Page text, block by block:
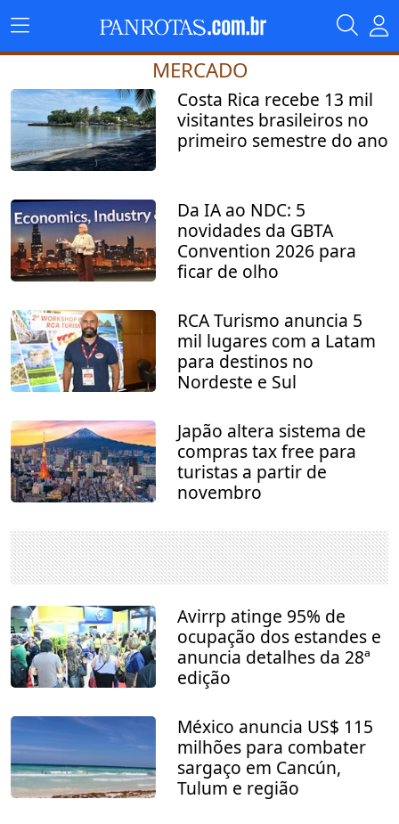
MERCADO
Costa Rica recebe 13 mil
visitantes brasileiros no
primeiro semestre do ano
Da IA ao NDC: 5
novidades da GBTA
Convention 2026 para
ficar de olho
RCA Turismo anuncia 5
mil lugares com a Latam
para destinos no
Nordeste e Sul
Japão altera sistema de
compras tax free para
turistas a partir de
novembro
Avirrp atinge 95% de
ocupação dos estandes e
anuncia detalhes da 28ª
edição
México anuncia US$ 115
milhões para combater
sargaço em Cancún,
Tulum e região